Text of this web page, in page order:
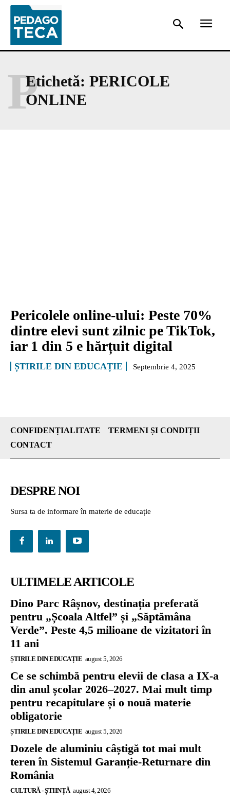
Etichetă: PERICOLE
ONLINE
P
Pericolele online-ului: Peste 70%
dintre elevi sunt zilnic pe TikTok,
iar 1 din 5 e hărțuit digital
ȘTIRILE DIN EDUCAȚIE Septembrie 4, 2025
CONFIDENȚIALITATE
TERMENI ȘI CONDIȚII
CONTACT
DESPRE NOI
Sursa ta de informare în materie de educație
ULTIMELE ARTICOLE
Dino Parc Râșnov, destinația preferată
pentru „Școala Altfel” și „Săptămâna
Verde”. Peste 4,5 milioane de vizitatori în
11 ani
ȘTIRILE DIN EDUCAȚIE august 5, 2026
Ce se schimbă pentru elevii de clasa a IX-a
din anul școlar 2026–2027. Mai mult timp
pentru recapitulare și o nouă materie
obligatorie
ȘTIRILE DIN EDUCAȚIE august 5, 2026
Dozele de aluminiu câștigă tot mai mult
teren în Sistemul Garanție-Returnare din
România
CULTURĂ - ȘTIINȚĂ august 4, 2026